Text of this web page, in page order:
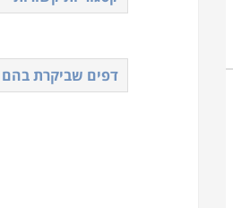
דפים שביקרת בהם